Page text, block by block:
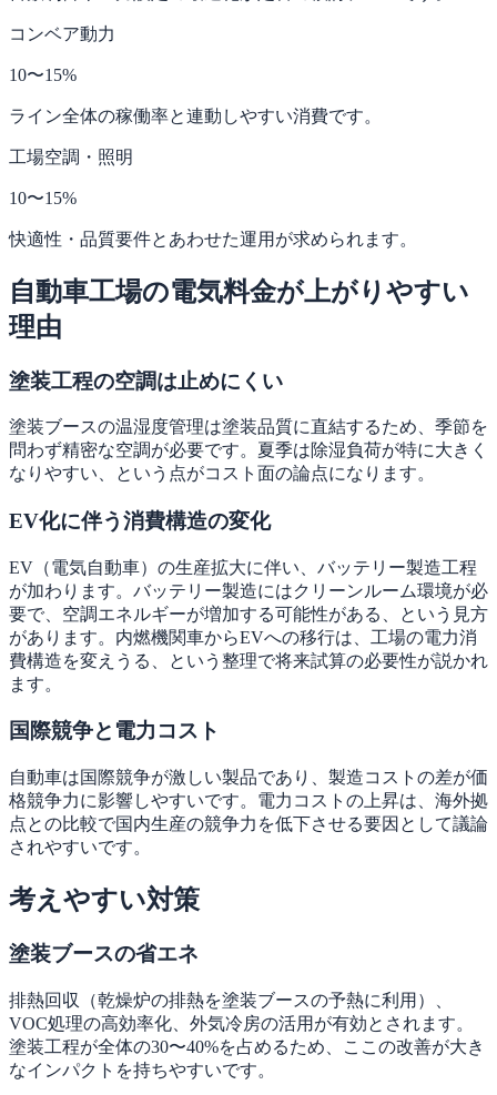
コンベア動力
10〜15%
ライン全体の稼働率と連動しやすい消費です。
工場空調・照明
10〜15%
快適性・品質要件とあわせた運用が求められます。
自動車工場の電気料金が上がりやすい
理由
塗装工程の空調は止めにくい
塗装ブースの温湿度管理は塗装品質に直結するため、季節を
問わず精密な空調が必要です。夏季は除湿負荷が特に大きく
なりやすい、という点がコスト面の論点になります。
EV化に伴う消費構造の変化
EV（電気自動車）の生産拡大に伴い、バッテリー製造工程
が加わります。バッテリー製造にはクリーンルーム環境が必
要で、空調エネルギーが増加する可能性がある、という見方
があります。内燃機関車からEVへの移行は、工場の電力消
費構造を変えうる、という整理で将来試算の必要性が説かれ
ます。
国際競争と電力コスト
自動車は国際競争が激しい製品であり、製造コストの差が価
格競争力に影響しやすいです。電力コストの上昇は、海外拠
点との比較で国内生産の競争力を低下させる要因として議論
されやすいです。
考えやすい対策
塗装ブースの省エネ
排熱回収（乾燥炉の排熱を塗装ブースの予熱に利用）、
VOC処理の高効率化、外気冷房の活用が有効とされます。
塗装工程が全体の30〜40%を占めるため、ここの改善が大き
なインパクトを持ちやすいです。